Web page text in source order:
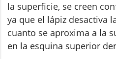
la superficie, se creen
ya que el lápiz desactiva
cuanto se aproxima a la
en la esquina superior